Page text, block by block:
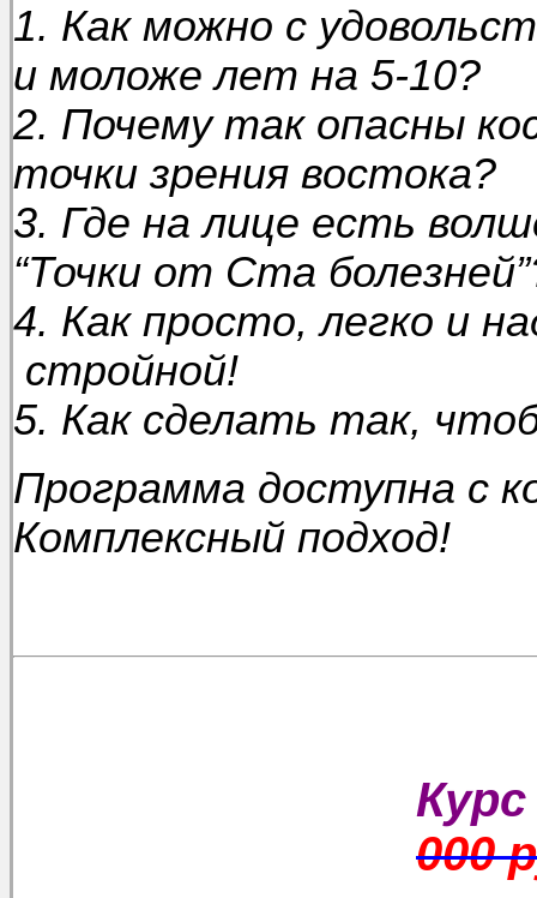
1. Как можно с
и моложе лет на 5-10?
2. Почему так опасны
точки зрения востока?
3. Где на лице есть
“Точки от Ста
4. Как просто, легко и
стройной!
5. Как сделать так,
Программа доступна с
Комплексный подход!
000